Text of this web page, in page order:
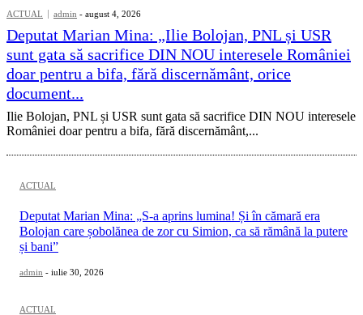
ACTUAL admin - august 4, 2026
Deputat Marian Mina: „Ilie Bolojan, PNL și USR
sunt gata să sacrifice DIN NOU interesele României
doar pentru a bifa, fără discernământ, orice
document...
Ilie Bolojan, PNL și USR sunt gata să sacrifice DIN NOU interesele
României doar pentru a bifa, fără discernământ,...
ACTUAL
Deputat Marian Mina: „S-a aprins lumina! Și în cămară era
Bolojan care șobolănea de zor cu Simion, ca să rămână la putere
și bani”
admin - iulie 30, 2026
ACTUAL